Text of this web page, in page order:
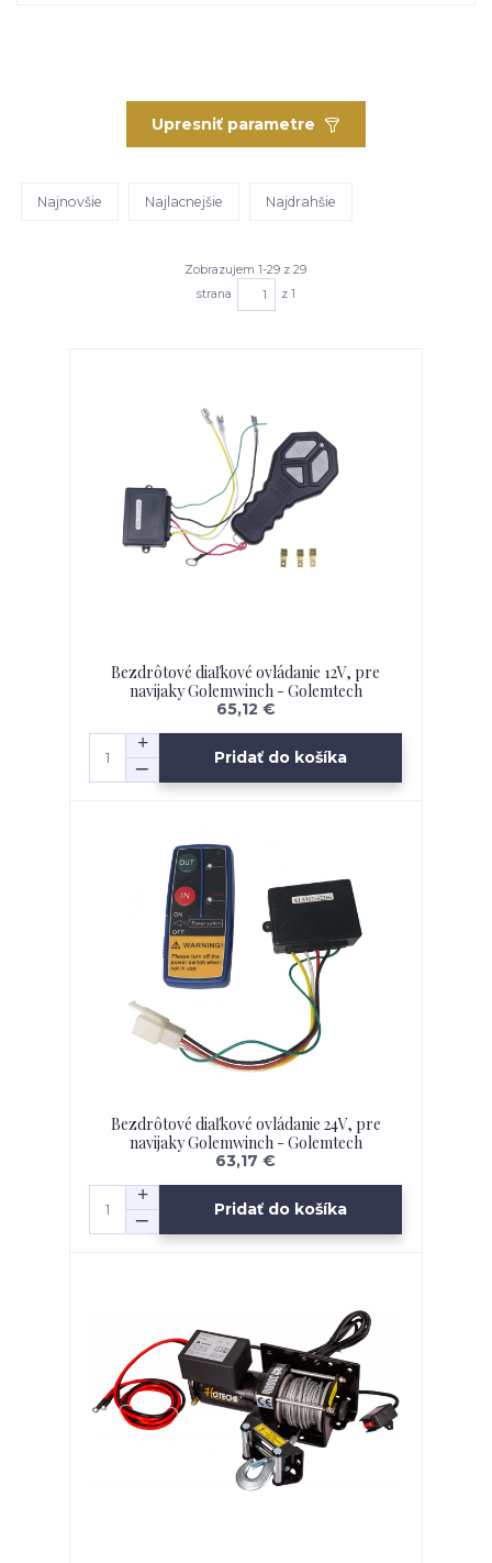
Upresniť parametre
Najnovšie Najlacnejšie Najdrahšie
Zobrazujem 1-29 z 29
strana
z 1
Bezdrôtové diaľkové ovládanie 12V, pre
navijaky Golemwinch - Golemtech
65,12 €
Pridať do košíka
Bezdrôtové diaľkové ovládanie 24V, pre
navijaky Golemwinch - Golemtech
63,17 €
Pridať do košíka